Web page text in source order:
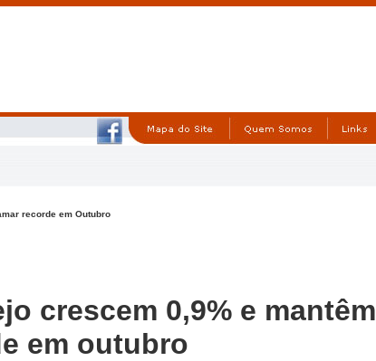
recorde em Outubro
crescem 0,9% e mantêm
em outubro